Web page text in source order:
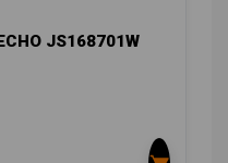
JS168701W